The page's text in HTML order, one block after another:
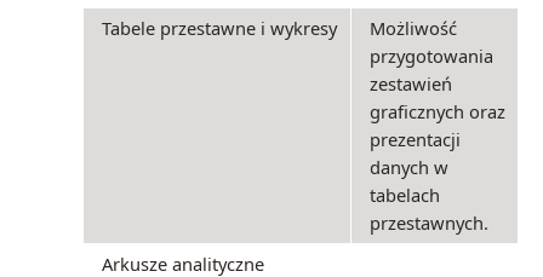
Tabele przestawne i wykresy
Możliwość
przygotowania
zestawień
graficznych oraz
prezentacji
danych w
tabelach
przestawnych.
Arkusze analityczne